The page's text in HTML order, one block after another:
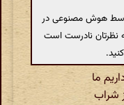
هوش مصنوعی در
نظرتان نادرست است
ما
شراب